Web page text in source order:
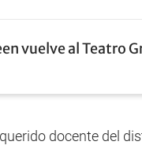
vuelve al Teatro
docente del